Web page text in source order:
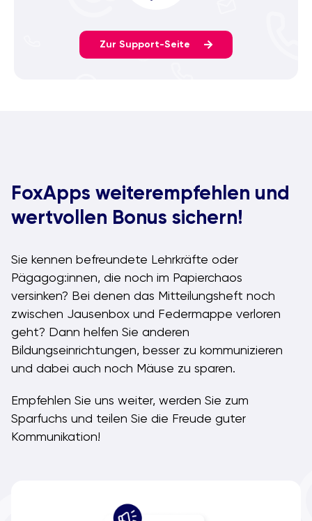
Zur Support-Seite
FoxApps weiterempfehlen und
wertvollen Bonus sichern!
Sie kennen befreundete Lehrkräfte oder
Pägagog:innen, die noch im Papierchaos
versinken? Bei denen das Mitteilungsheft noch
zwischen Jausenbox und Federmappe verloren
geht? Dann helfen Sie anderen
Bildungseinrichtungen, besser zu kommunizieren
und dabei auch noch Mäuse zu sparen.
Empfehlen Sie uns weiter, werden Sie zum
Sparfuchs und teilen Sie die Freude guter
Kommunikation!